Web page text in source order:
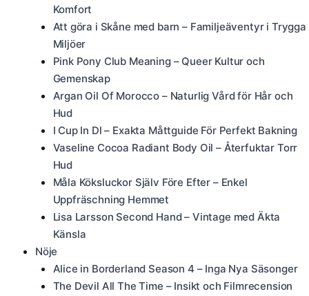
Komfort
Att göra i Skåne med barn – Familjeäventyr i Trygga
Miljöer
Pink Pony Club Meaning – Queer Kultur och
Gemenskap
Argan Oil Of Morocco – Naturlig Vård för Hår och
Hud
I Cup In Dl – Exakta Måttguide För Perfekt Bakning
Vaseline Cocoa Radiant Body Oil – Återfuktar Torr
Hud
Måla Köksluckor Själv Före Efter – Enkel
Uppfräschning Hemmet
Lisa Larsson Second Hand – Vintage med Äkta
Känsla
Nöje
Alice in Borderland Season 4 – Inga Nya Säsonger
The Devil All The Time – Insikt och Filmrecension